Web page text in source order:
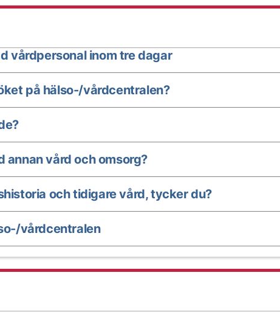
vårdpersonal inom tre dagar
på hälso-/vårdcentralen?
annan vård och omsorg?
och tidigare vård, tycker du?
vårdcentralen